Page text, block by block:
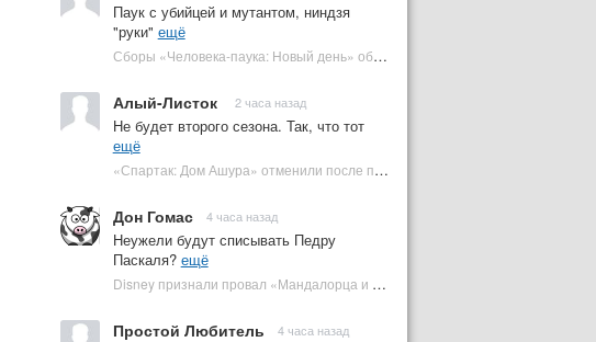
Паук с убийцей и мутантом, ниндзя
"руки" ещё
Сборы «Человека-паука: Новый день» обошли самый кассовый фильм DC | Plugged In Ru
Алый-Листок 2 часа назад
Не будет второго сезона. Так, что тот
ещё
«Спартак: Дом Ашура» отменили после первого сезона | Plugged In Ru
Дон Гомас 4 часа назад
Неужели будут списывать Педру
Паскаля? ещё
Disney признали провал «Мандалорца и Грогу» и еще одной новинки | Plugged In Ru
Простой Любитель 4 часа назад